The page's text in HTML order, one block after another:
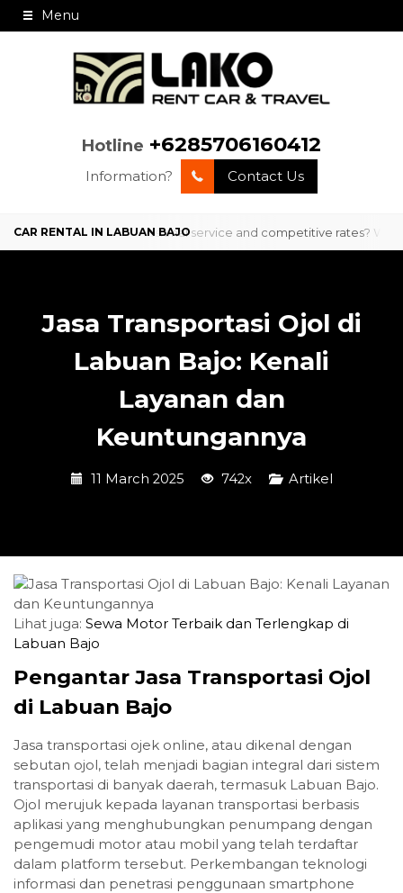
Menu
Hotline +6285706160412
Information? Contact Us
Bajo with professional service and competitive rates? We
Jasa Transportasi Ojol di
Labuan Bajo: Kenali
Layanan dan
Keuntungannya
11 March 2025 742x Artikel
Lihat juga: Sewa Motor Terbaik dan Terlengkap di
Labuan Bajo
Pengantar Jasa Transportasi Ojol
di Labuan Bajo
Jasa transportasi ojek online, atau dikenal dengan
sebutan ojol, telah menjadi bagian integral dari sistem
transportasi di banyak daerah, termasuk Labuan Bajo.
Ojol merujuk kepada layanan transportasi berbasis
aplikasi yang menghubungkan penumpang dengan
pengemudi motor atau mobil yang telah terdaftar
dalam platform tersebut. Perkembangan teknologi
informasi dan penetrasi penggunaan smartphone